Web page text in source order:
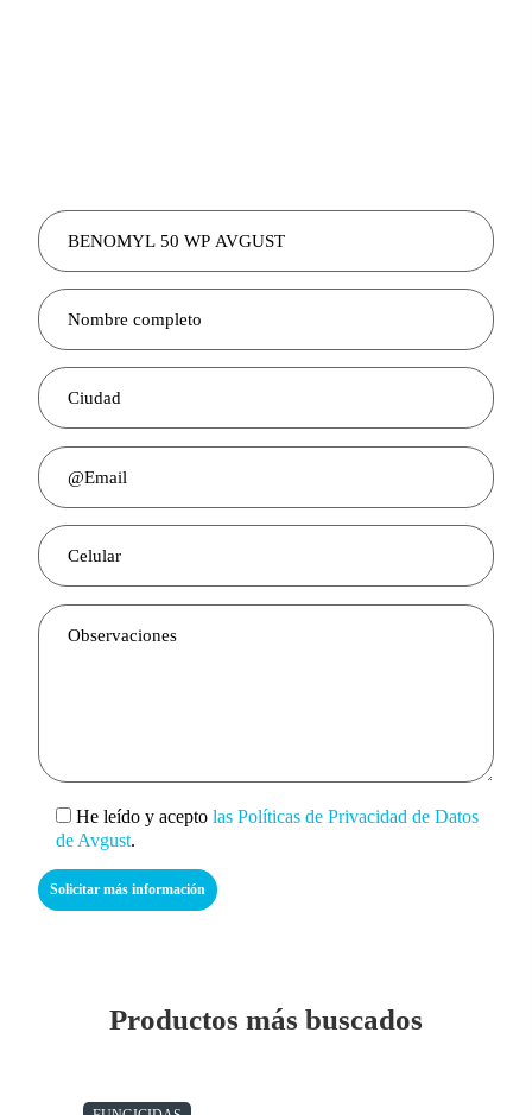
He leído y aceptolas Políticas de Privacidad de Datos
de Avgust.
Productos más buscados